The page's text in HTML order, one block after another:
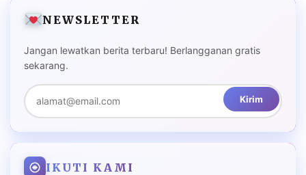
NEWSLETTER
Jangan lewatkan berita terbaru! Berlangganan gratis
sekarang.
Kirim
IKUTI KAMI